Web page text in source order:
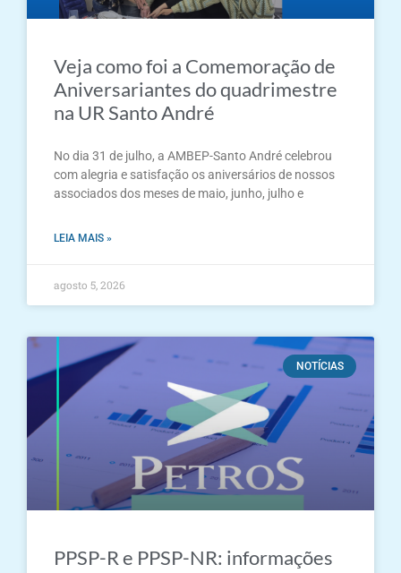
Veja como foi a Comemoração de
Aniversariantes do quadrimestre
na UR Santo André
No dia 31 de julho, a AMBEP-Santo André celebrou
com alegria e satisfação os aniversários de nossos
associados dos meses de maio, junho, julho e
LEIA MAIS »
agosto 5, 2026
NOTÍCIAS
PPSP-R e PPSP-NR: informações